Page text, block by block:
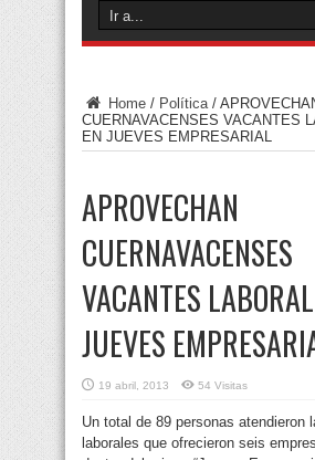
Home / Política /
CUERNAVACENSES VACANTES
EN JUEVES EMPRESARIAL
APROVECHAN
CUERNAVACENSES
VACANTES
JUEVES
19 abril, 2013 54 Visitas
Un total de 89 personas atendieron
laborales que ofrecieron seis